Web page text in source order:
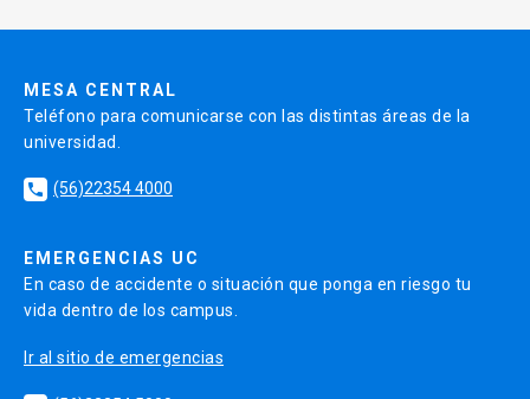
MESA CENTRAL
Teléfono para comunicarse con las distintas áreas de la
universidad.
local_phone (56)22354 4000
EMERGENCIAS UC
En caso de accidente o situación que ponga en riesgo tu
vida dentro de los campus.
Ir al sitio de emergencias